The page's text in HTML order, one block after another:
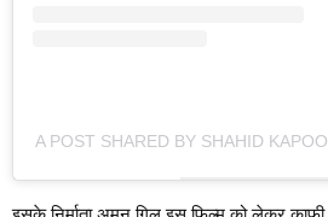
A POST SHARED BY SHAHID